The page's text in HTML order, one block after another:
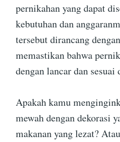
pernikahan yang dapat
kebutuhan dan
tersebut dirancang
memastikan bahwa
dengan lancar dan sesuai
Apakah kamu
mewah dengan dekorasi
makanan yang lezat?